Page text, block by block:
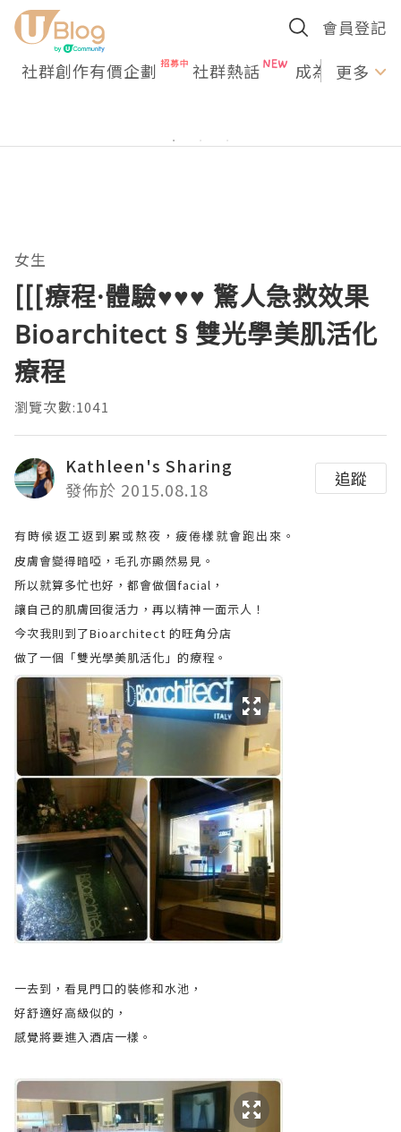
會員登記
社群創作有價企劃 社群熱話 成為U更多
女生
[[[療程·體驗♥♥♥ 驚人急救效果
Bioarchitect § 雙光學美肌活化
療程
瀏覽次數:1041
Kathleen's Sharing
發佈於 2015.08.18
追蹤
有時候返工返到累或熬夜，疲倦樣就會跑出來。
皮膚會變得暗啞，毛孔亦顯然易見。
所以就算多忙也好，都會做個facial，
讓自己的肌膚回復活力，再以精神一面示人！
今次我則到了Bioarchitect 的旺角分店
做了一個「雙光學美肌活化」的療程。
一去到，看見門口的裝修和水池，
好舒適好高級似的，
感覺將要進入酒店一樣。